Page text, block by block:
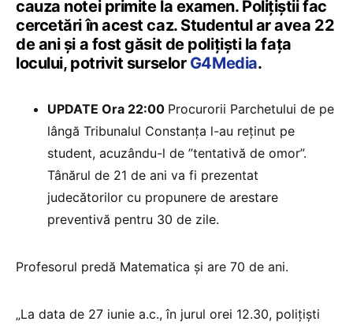
cauza notei primite la examen. Polițiștii fac
cercetări în acest caz. Studentul ar avea 22
de ani și a fost găsit de polițiști la fața
locului, potrivit surselor G4Media.
UPDATE Ora 22:00 Procurorii Parchetului de pe
lângă Tribunalul Constanța l-au reținut pe
student, acuzându-l de ”tentativă de omor”.
Tânărul de 21 de ani va fi prezentat
judecătorilor cu propunere de arestare
preventivă pentru 30 de zile.
Profesorul predă Matematica și are 70 de ani.
„La data de 27 iunie a.c., în jurul orei 12.30, polițiști